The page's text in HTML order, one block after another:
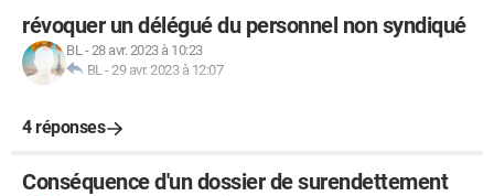
révoquer un délégué du personnel non syndiqué
BL-28 avr. 2023 à 10:23
BL-29 avr. 2023 à 12:07
4 réponses
Conséquence d'un dossier de surendettement